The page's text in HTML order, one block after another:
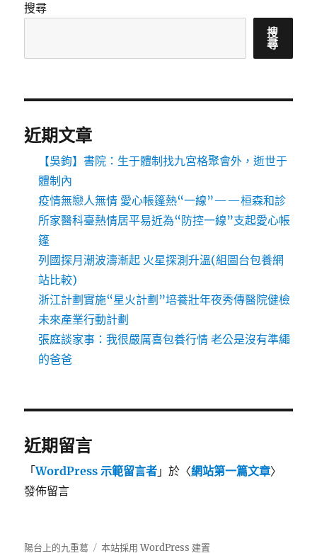
搜尋
搜
尋
近期文章
【吳鉤】書院：生于體制找九宮格聚會外，逝世于
體制內
疫情無戀人無情 愛心帳篷熱“一線”——桓森和診
所家醫科臺熱情居平易近為“防控一線”支起愛心帳
篷
列國探月潮波濤漸起 火星探測升溫(組圖台包養網
站比較)
浙江計劃實施“星火計劃”培養壯年夜秀傳醫院健檢
未來產業行動計劃
張庭談家事：我很嚴厲喜包養行情 老公是沒有準繩
的爸爸
近期留言
「WordPress 示範留言者 」於〈網站第一篇文章〉
發佈留言
陽台上的九重葛 本站採用 WordPress 建置